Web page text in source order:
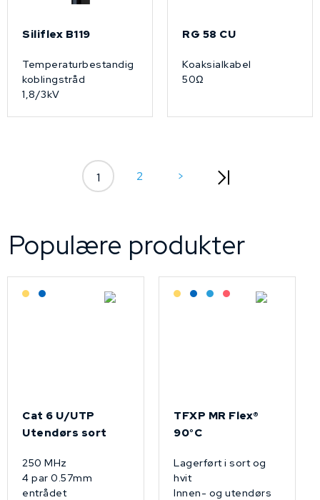
Siliflex B119
Temperaturbestandig
koblingstråd
1,8/3kV
RG 58 CU
Koaksialkabel
50Ω
1 2 >
Populære produkter
Lagerført: Grossist
Lagerført: NEK Kabel
Cat 6 U/UTP
Utendørs sort
250 MHz
4 par 0.57mm
entrådet
Lagerført: Grossist
Lagerført: NEK Kabel
Bestilling: 2-3 uker
På forespørsel
TFXP MR Flex®
90°C
Lagerført i sort og
hvit
Innen- og utendørs